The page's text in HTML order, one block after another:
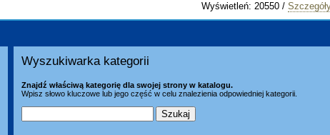
Wyświetleń: 20550 /
Wyszukiwarka kategorii
Znajdź właściwą kategorię dla swojej strony w katalogu.
Wpisz słowo kluczowe lub jego część w celu znalezienia odpowiedniej kategorii.